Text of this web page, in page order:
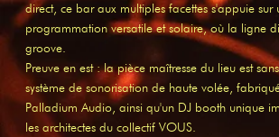
direct, ce bar aux multiples facettes s'appuie sur
programmation versatile et solaire, où la ligne
groove.
Preuve en est : la pièce maîtresse du lieu est
système de sonorisation de haute volée,
Palladium Audio, ainsi qu'un DJ booth unique
les architectes du collectif VOUS.